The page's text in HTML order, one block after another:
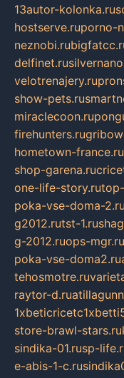
13autor-kolonka.ru
hostserve.ruporno-
neznobi.ru
delfinet.ru
velotrenajery.ru
show-pets.ru
miraclecoon.ru
firehunters.ru
hometown-france.ru
shop-garena.ru
one-life-story.ru
poka-vse-doma-2.ru
g2012.rutst-1.ru
g-2012.ruops-mgr.ru
poka-vse-doma2.ru
tehosmotre.ru
raytor-d.ru
store-brawl-stars.ru
sindika-01.rusp-
e-abis-1-c.ru